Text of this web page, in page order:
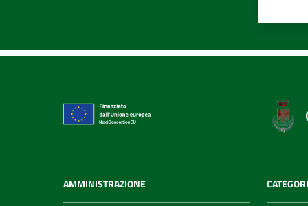
AMMINISTRAZIONE